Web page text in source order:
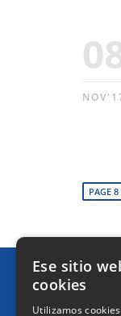
PAGE
Ese sitio
cookies
Utilizamos